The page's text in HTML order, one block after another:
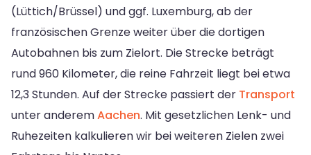
(Lüttich/Brüssel) und ggf. Luxemburg, ab der
französischen Grenze weiter über die dortigen
Autobahnen bis zum Zielort. Die Strecke beträgt
rund 960 Kilometer, die reine Fahrzeit liegt bei etwa
12,3 Stunden. Auf der Strecke passiert der Transport
unter anderemAachen. Mit gesetzlichen Lenk- und
Ruhezeiten kalkulieren wir bei weiteren Zielen zwei